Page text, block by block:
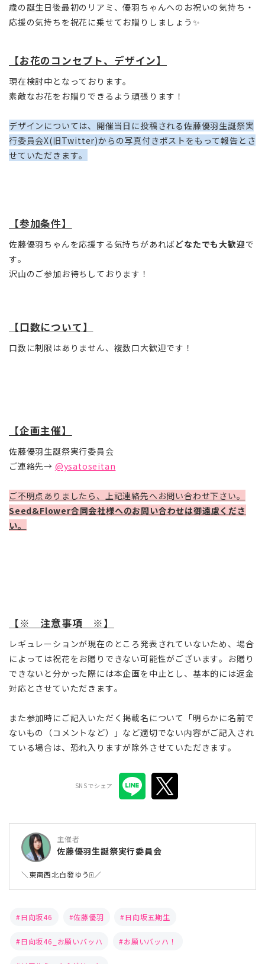
歳の誕生日後最初のリアミ、優羽ちゃんへのお祝いの気持ち・
応援の気持ちを祝花に乗せてお贈りしましょう✨
【お花のコンセプト、デザイン】
現在検討中となっております。
素敵なお花をお贈りできるよう頑張ります！
デザインについては、開催当日に投稿される佐藤優羽生誕祭実
行委員会X(旧Twitter)からの写真付きポストをもって報告とさ
せていただきます。
【参加条件】
佐藤優羽ちゃんを応援する気持ちがあればどなたでも大歓迎で
す。
沢山のご参加お待ちしております！
【口数について】
口数に制限はありません、複数口大歓迎です！
【企画主催】
佐藤優羽生誕祭実行委員会
ご連絡先→ @ysatoseitan
ご不明点ありましたら、上記連絡先へお問い合わせ下さい。
Seed&Flower合同会社様へのお問い合わせは御遠慮くださ
い。
【※ 注意事項 ※】
レギュレーションが現在のところ発表されていないため、場合
によっては祝花をお贈りできない可能性がございます。お贈り
できないと分かった際には本企画を中止とし、基本的には返金
対応とさせていただきます。
また参加時にご記入いただく掲載名について「明らかに名前で
ないもの（コメントなど）」など適切でない内容がご記入され
ている場合は、恐れ入りますが除外させていただきます。
SNSでシェア
主催者
佐藤優羽生誕祭実行委員会
＼東南西北白發ゆう🀄／
日向坂46 佐藤優羽 日向坂五期生
日向坂46_お願いバッハ お願いバッハ！